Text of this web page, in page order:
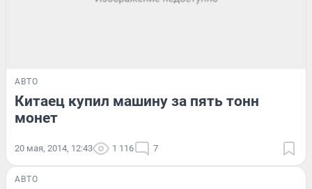
АВТО
Китаец купил машину за пять тонн
монет
20 мая, 2014, 12:43 1 116 7
АВТО